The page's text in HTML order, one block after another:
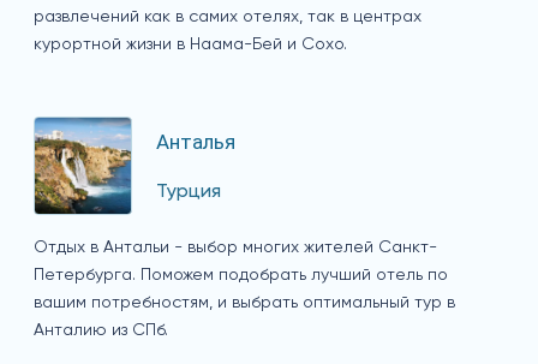
развлечений как в самих отелях, так в центрах
курортной жизни в Наама-Бей и Сохо.
Анталья
Турция
Отдых в Антальи - выбор многих жителей Санкт-
Петербурга. Поможем подобрать лучший отель по
вашим потребностям, и выбрать оптимальный тур в
Анталию из СПб.